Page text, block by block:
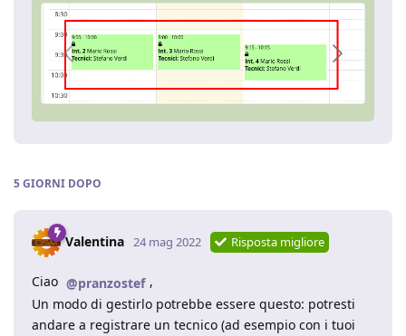
5 GIORNI DOPO
Valentina 24 mag 2022 Risposta migliore
Ciao @pranzostef ,
Un modo di gestirlo potrebbe essere questo: potresti
andare a registrare un tecnico (ad esempio con i tuoi